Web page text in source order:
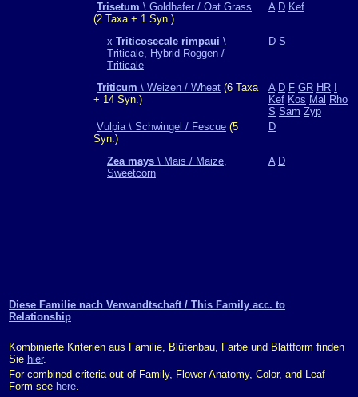
Trisetum \ Goldhafer / Oat Grass
(2 Taxa + 1 Syn.)
A D Kef
x Triticosecale rimpaui \
Triticale, Hybrid-Roggen /
Triticale
D S
Triticum \ Weizen / Wheat (6 Taxa
+ 14 Syn.)
A D F GR HR
Kef Kos Mal Rho
S Sam Zyp
Vulpia \ Schwingel / Fescue (5
Syn.)
D
Zea mays \ Mais / Maize,
Sweetcorn
A D
Diese Familie nach Verwandtschaft / This Family acc. to
Relationship
Kombinierte Kriterien aus Familie, Blütenbau, Farbe und Blattform finden
Sie hier.
For combined criteria out of Family, Flower Anatomy, Color, and Leaf
Form see here.